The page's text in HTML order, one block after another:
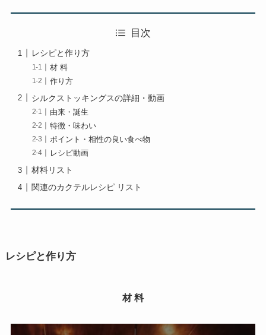
目次
レシピと作り方
材 料
作り方
シルクストッキングスの詳細・動画
由来・誕生
特徴・味わい
ポイント・相性の良い食べ物
レシピ動画
材料リスト
関連のカクテルレシピ リスト
レシピと作り方
材 料